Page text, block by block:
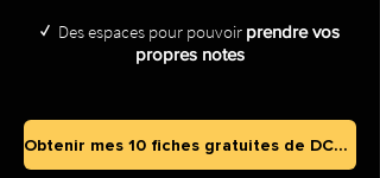
✓ Des espaces pour pouvoir prendre vos
propres notes
Obtenir mes 10 fiches gratuites de DCG 🎁